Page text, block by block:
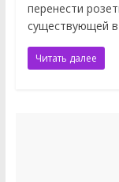
перенести
существующей
Читать далее